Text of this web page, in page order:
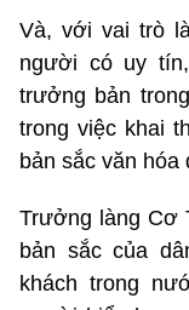
Và, với vai trò
người có uy
trưởng bản
trong việc khai
bản sắc văn hóa
Trưởng làng Cơ
bản sắc của
khách trong